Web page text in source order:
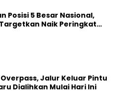
Posisi 5 Besar Nasional,
Targetkan Naik Peringkat
Jalur Keluar Pintu
Dialihkan Mulai Hari Ini